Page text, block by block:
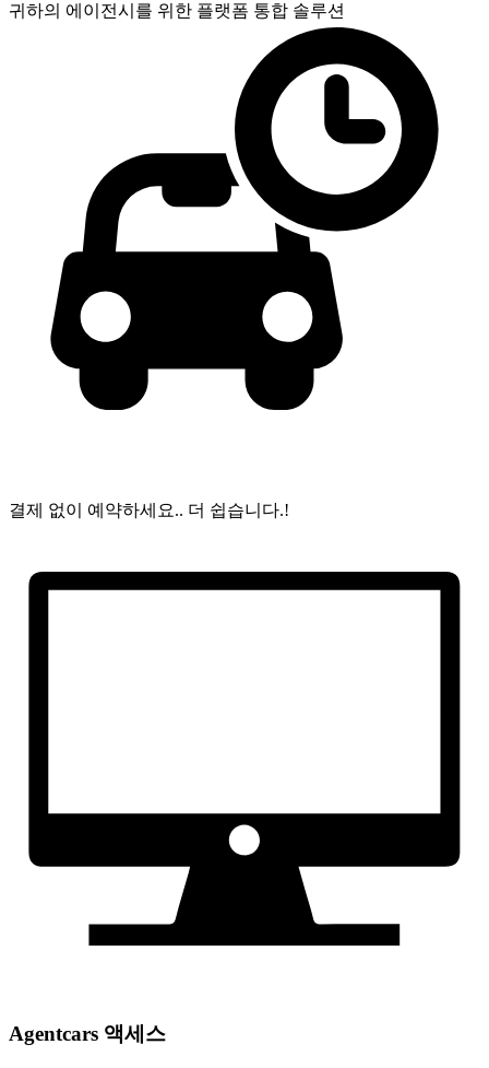
귀하의 에이전시를 위한 플랫폼 통합 솔루션
결제 없이 예약하세요.. 더 쉽습니다.!
Agentcars 액세스